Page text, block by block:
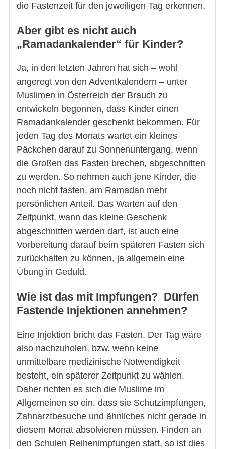
die Fastenzeit für den jeweiligen Tag erkennen.
Aber gibt es nicht auch
„Ramadankalender“ für Kinder?
Ja, in den letzten Jahren hat sich – wohl
angeregt von den Adventkalendern – unter
Muslimen in Österreich der Brauch zu
entwickeln begonnen, dass Kinder einen
Ramadankalender geschenkt bekommen. Für
jeden Tag des Monats wartet ein kleines
Päckchen darauf zu Sonnenuntergang, wenn
die Großen das Fasten brechen, abgeschnitten
zu werden. So nehmen auch jene Kinder, die
noch nicht fasten, am Ramadan mehr
persönlichen Anteil. Das Warten auf den
Zeitpunkt, wann das kleine Geschenk
abgeschnitten werden darf, ist auch eine
Vorbereitung darauf beim späteren Fasten sich
zurückhalten zu können, ja allgemein eine
Übung in Geduld.
Wie ist das mit Impfungen? Dürfen
Fastende Injektionen annehmen?
Eine Injektion bricht das Fasten. Der Tag wäre
also nachzuholen, bzw. wenn keine
unmittelbare medizinische Notwendigkeit
besteht, ein späterer Zeitpunkt zu wählen.
Daher richten es sich die Muslime im
Allgemeinen so ein, dass sie Schutzimpfungen,
Zahnarztbesuche und ähnliches nicht gerade in
diesem Monat absolvieren müssen. Finden an
den Schulen Reihenimpfungen statt, so ist dies